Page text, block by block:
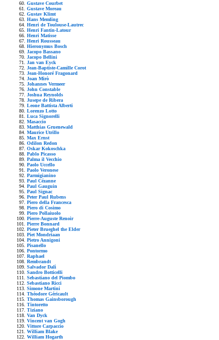
Gustave Courbet
Gustave Moreau
Gustav Klimt
Hans Memling
Henri de Toulouse-Lautrec
Henri Fantin-Latour
Henri Matisse
Henri Rousseau
Hieronymus Bosch
Jacopo Bassano
Jacopo Bellini
Jan van Eyck
Jean-Baptiste-Camille Corot
Jean-Honoré Fragonard
Joan Mirò
Johannes Vermeer
John Constable
Joshua Reynolds
Jusepe de Ribera
Leone Battista Alberti
Lorenzo Lotto
Luca Signorelli
Masaccio
Matthias Gruenewald
Maurice Utrillo
Max Ernst
Odilon Redon
Oskar Kokoschka
Pablo Picasso
Palma il Vecchio
Paolo Uccello
Paolo Veronese
Parmigianino
Paul Cézanne
Paul Gauguin
Paul Signac
Peter Paul Rubens
Piero della Francesca
Piero di Cosimo
Piero Pollaiuolo
Pierre-Auguste Renoir
Pierre Bonnard
Pieter Brueghel the Elder
Piet Mondriaan
Pietro Annigoni
Pisanello
Pontormo
Raphael
Rembrandt
Salvador Dalì
Sandro Botticelli
Sebastiano del Piombo
Sebastiano Ricci
Simone Martini
Théodore Géricault
Thomas Gainsborough
Tintoretto
Tiziano
Van Dyck
Vincent van Gogh
Vittore Carpaccio
William Blake
William Hogarth